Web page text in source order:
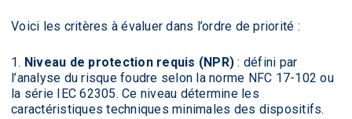
Voici les critères à évaluer dans l’ordre de priorité :
Niveau de protection requis (NPR) : défini par
l’analyse du risque foudre selon la norme NFC 17-102 ou
la série IEC 62305. Ce niveau détermine les
caractéristiques techniques minimales des dispositifs.